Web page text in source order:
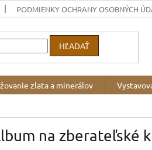
PODMIENKY OCHRANY OSOBNÝCH
HĽADAŤ
zlata a minerálov
na zberateľské